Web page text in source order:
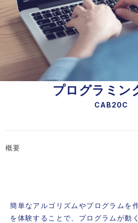
プログラミン
CAB20C
概要
簡単なアルゴリズムやプログラムを
を体験することで、プログラムが動